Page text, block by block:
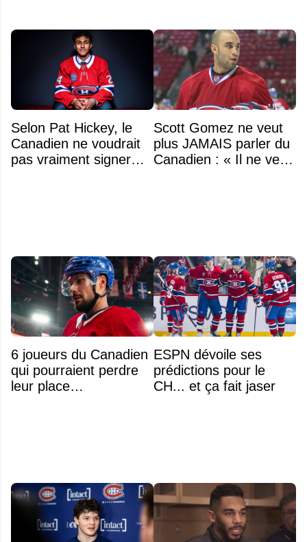
Selon Pat Hickey, le
Canadien ne voudrait
pas vraiment signer
Scott Gomez ne veut
plus JAMAIS parler du
Canadien : « Il ne veut
6 joueurs du Canadien
qui pourraient perdre
leur place
ESPN dévoile ses
prédictions pour le
CH... et ça fait jaser